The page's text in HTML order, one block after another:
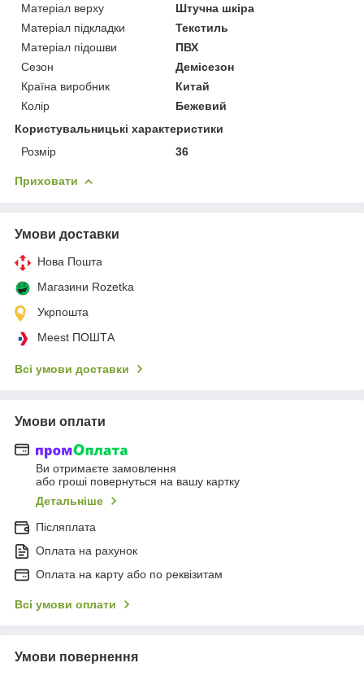
Матеріал верху
Штучна шкіра
Матеріал підкладки
Текстиль
Матеріал підошви
ПВХ
Сезон
Демісезон
Країна виробник
Китай
Колір
Бежевий
Користувальницькі характеристики
Розмір
36
Приховати
Умови доставки
Нова Пошта
Магазини Rozetka
Укрпошта
Meest ПОШТА
Всі умови доставки
Умови оплати
Ви отримаєте замовлення
або гроші повернуться на вашу картку
Детальніше
Післяплата
Оплата на рахунок
Оплата на карту або по реквізитам
Всі умови оплати
Умови повернення